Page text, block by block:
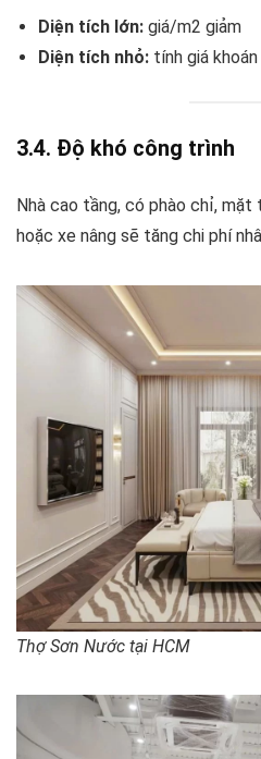
Diện tích lớn: giá/m2 giảm
Diện tích nhỏ: tính giá
3.4. Độ khó công trình
Nhà cao tầng, có phào chỉ,
hoặc xe nâng sẽ tăng chi phí
Thợ Sơn Nước tại HCM